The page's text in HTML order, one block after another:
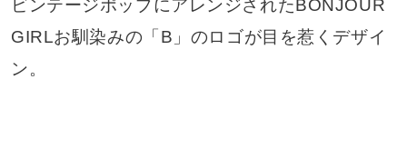
ビンテージポップにアレンジされたBONJOUR
GIRLお馴染みの「B」のロゴが目を惹くデザイ
ン。